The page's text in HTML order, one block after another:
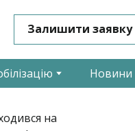
Залишити заявку
Новини